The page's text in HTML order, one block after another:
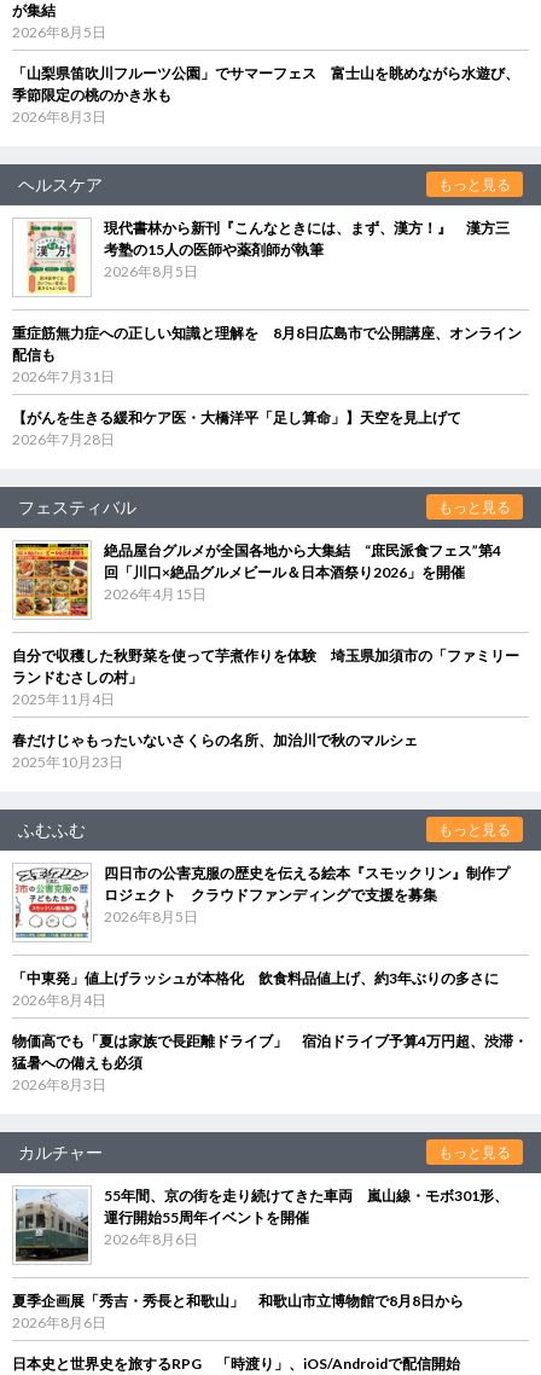
が集結
2026年8月5日
「山梨県笛吹川フルーツ公園」でサマーフェス 富士山を眺めながら水遊び、
季節限定の桃のかき氷も
2026年8月3日
ヘルスケア もっと見る
現代書林から新刊『こんなときには、まず、漢方！』 漢方三
考塾の15人の医師や薬剤師が執筆
2026年8月5日
重症筋無力症への正しい知識と理解を 8月8日広島市で公開講座、オンライン
配信も
2026年7月31日
【がんを生きる緩和ケア医・大橋洋平「足し算命」】天空を見上げて
2026年7月28日
フェスティバル もっと見る
絶品屋台グルメが全国各地から大集結 “庶民派食フェス”第4
回「川口×絶品グルメビール＆日本酒祭り2026」を開催
2026年4月15日
自分で収穫した秋野菜を使って芋煮作りを体験 埼玉県加須市の「ファミリー
ランドむさしの村」
2025年11月4日
春だけじゃもったいないさくらの名所、加治川で秋のマルシェ
2025年10月23日
ふむふむ もっと見る
四日市の公害克服の歴史を伝える絵本『スモックリン』制作プ
ロジェクト クラウドファンディングで支援を募集
2026年8月5日
「中東発」値上げラッシュが本格化 飲食料品値上げ、約3年ぶりの多さに
2026年8月4日
物価高でも「夏は家族で長距離ドライブ」 宿泊ドライブ予算4万円超、渋滞・
猛暑への備えも必須
2026年8月3日
カルチャー もっと見る
55年間、京の街を走り続けてきた車両 嵐山線・モボ301形、
運行開始55周年イベントを開催
2026年8月6日
夏季企画展「秀吉・秀長と和歌山」 和歌山市立博物館で8月8日から
2026年8月6日
日本史と世界史を旅するRPG 「時渡り」、iOS/Androidで配信開始